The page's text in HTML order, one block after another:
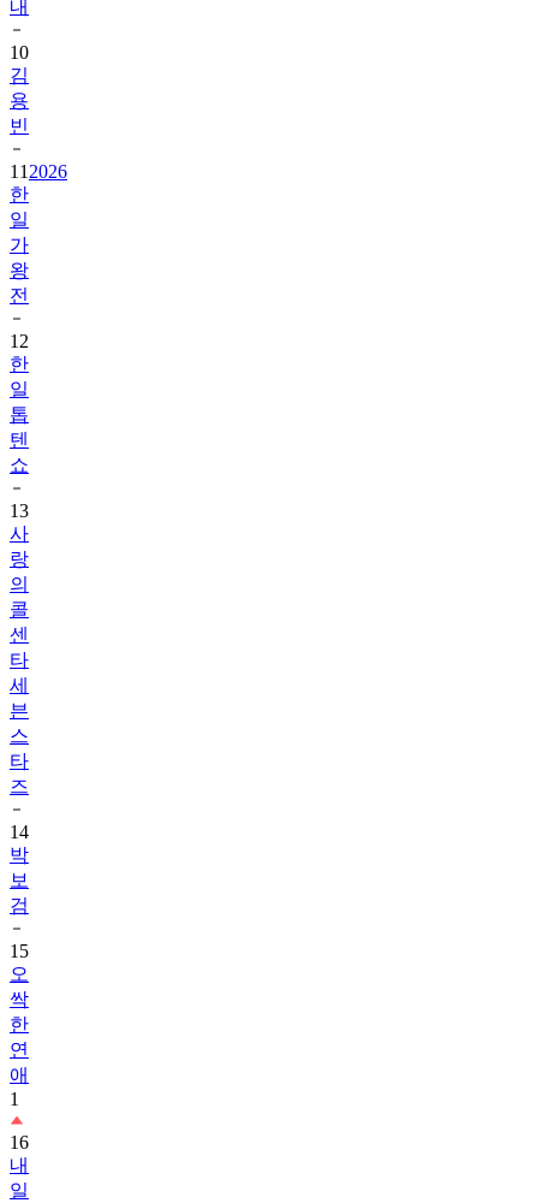
내
10
김
용
빈
11 2026
한
일
가
왕
전
12
한
일
톱
텐
쇼
13
사
랑
의
콜
센
타
세
븐
스
타
즈
14
박
보
검
15
오
싹
한
연
애
1
16
내
일